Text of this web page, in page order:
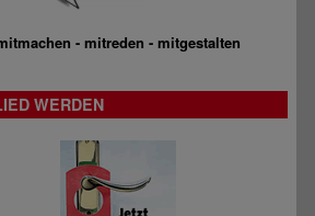
- mitreden - mitgestalten
WERDEN